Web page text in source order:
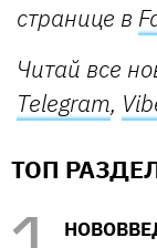
странице в
Читай все
Telegram,
ТОП